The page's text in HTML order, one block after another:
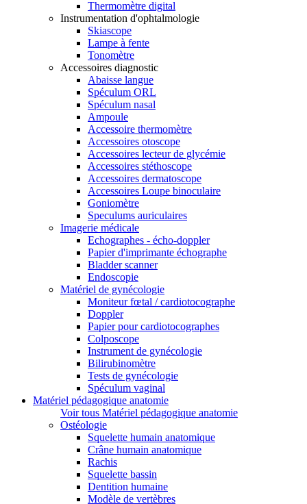
Thermomètre digital
Instrumentation d'ophtalmologie
Skiascope
Lampe à fente
Tonomètre
Accessoires diagnostic
Abaisse langue
Spéculum ORL
Spéculum nasal
Ampoule
Accessoire thermomètre
Accessoires otoscope
Accessoires lecteur de glycémie
Accessoires stéthoscope
Accessoires dermatoscope
Accessoires Loupe binoculaire
Goniomètre
Speculums auriculaires
Imagerie médicale
Echographes - écho-doppler
Papier d'imprimante échographe
Bladder scanner
Endoscopie
Matériel de gynécologie
Moniteur fœtal / cardiotocographe
Doppler
Papier pour cardiotocographes
Colposcope
Instrument de gynécologie
Bilirubinomètre
Tests de gynécologie
Spéculum vaginal
Matériel pédagogique anatomie
Voir tous Matériel pédagogique anatomie
Ostéologie
Squelette humain anatomique
Crâne humain anatomique
Rachis
Squelette bassin
Dentition humaine
Modèle de vertèbres